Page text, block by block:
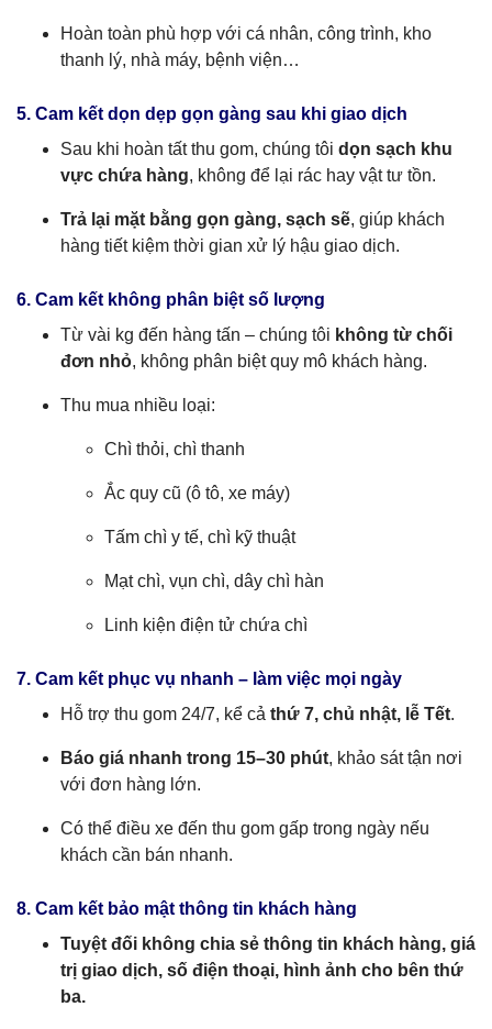
Hoàn toàn phù hợp với cá nhân, công trình, kho
thanh lý, nhà máy, bệnh viện…
5. Cam kết dọn dẹp gọn gàng sau khi giao dịch
Sau khi hoàn tất thu gom, chúng tôi dọn sạch khu
vực chứa hàng, không để lại rác hay vật tư tồn.
Trả lại mặt bằng gọn gàng, sạch sẽ, giúp khách
hàng tiết kiệm thời gian xử lý hậu giao dịch.
6. Cam kết không phân biệt số lượng
Từ vài kg đến hàng tấn – chúng tôi không từ chối
đơn nhỏ, không phân biệt quy mô khách hàng.
Thu mua nhiều loại:
Chì thỏi, chì thanh
Ắc quy cũ (ô tô, xe máy)
Tấm chì y tế, chì kỹ thuật
Mạt chì, vụn chì, dây chì hàn
Linh kiện điện tử chứa chì
7. Cam kết phục vụ nhanh – làm việc mọi ngày
Hỗ trợ thu gom 24/7, kể cả thứ 7, chủ nhật, lễ Tết.
Báo giá nhanh trong 15–30 phút, khảo sát tận nơi
với đơn hàng lớn.
Có thể điều xe đến thu gom gấp trong ngày nếu
khách cần bán nhanh.
8. Cam kết bảo mật thông tin khách hàng
Tuyệt đối không chia sẻ thông tin khách hàng, giá
trị giao dịch, số điện thoại, hình ảnh cho bên thứ
ba.